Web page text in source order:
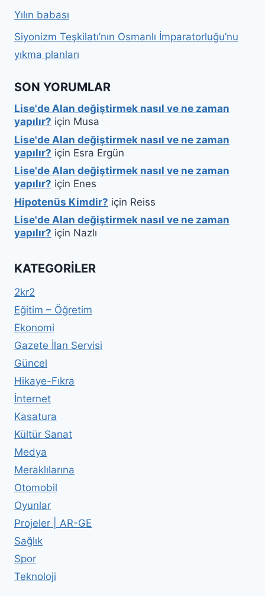
Yılın babası
Siyonizm Teşkilatı’nın Osmanlı İmparatorluğu’nu
yıkma planları
SON YORUMLAR
Lise'de Alan değiştirmek nasıl ve ne zaman
yapılır? için Musa
Lise'de Alan değiştirmek nasıl ve ne zaman
yapılır? için Esra Ergün
Lise'de Alan değiştirmek nasıl ve ne zaman
yapılır? için Enes
Hipotenüs Kimdir? için Reiss
Lise'de Alan değiştirmek nasıl ve ne zaman
yapılır? için Nazlı
KATEGORILER
2kr2
Eğitim – Öğretim
Ekonomi
Gazete İlan Servisi
Güncel
Hikaye-Fıkra
İnternet
Kasatura
Kültür Sanat
Medya
Meraklılarına
Otomobil
Oyunlar
Projeler | AR-GE
Sağlık
Spor
Teknoloji